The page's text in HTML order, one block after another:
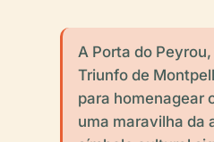
A Porta do
Triunfo de
para homenagear
uma maravilha da